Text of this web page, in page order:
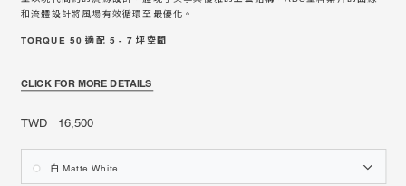
和流體設計將風場有效循環至最優化。
TORQUE 50 適配 5 - 7 坪空間
CLICK FOR MORE DETAILS
TWD 16,500
白 Matte White